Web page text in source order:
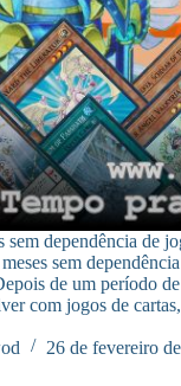
sem dependência de
meses sem
de um período
com jogos de cartas,
26 de fevereiro